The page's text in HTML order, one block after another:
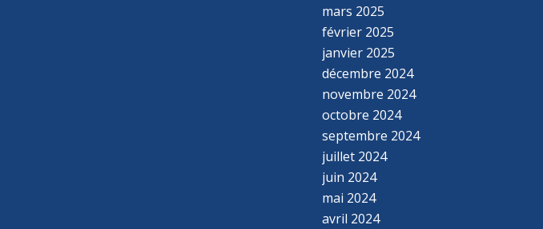
mars 2025
février 2025
janvier 2025
décembre 2024
novembre 2024
octobre 2024
septembre 2024
juillet 2024
juin 2024
mai 2024
avril 2024